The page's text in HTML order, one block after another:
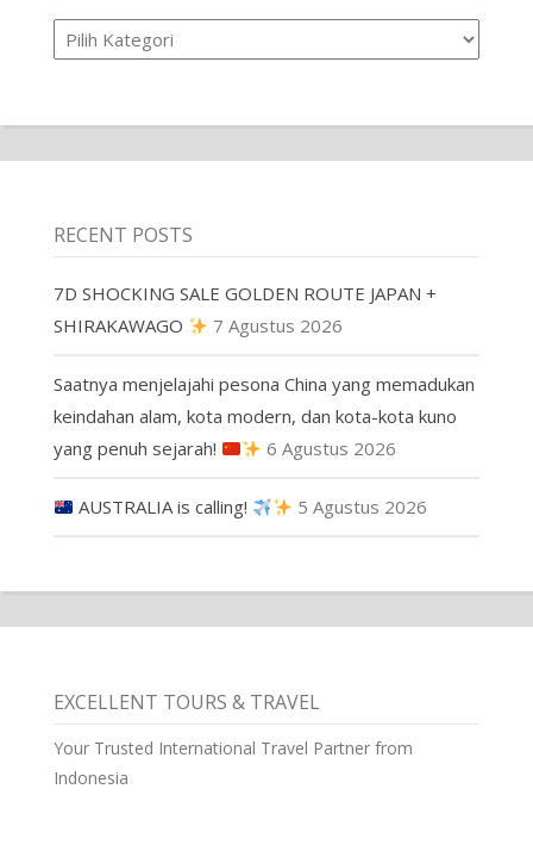
Product
RECENT POSTS
7D SHOCKING SALE GOLDEN ROUTE JAPAN +
SHIRAKAWAGO
7 Agustus 2026
Saatnya menjelajahi pesona China yang memadukan
keindahan alam, kota modern, dan kota-kota kuno
yang penuh sejarah!
6 Agustus 2026
AUSTRALIA is calling! 5 Agustus 2026
EXCELLENT TOURS & TRAVEL
Your Trusted International Travel Partner from
Indonesia